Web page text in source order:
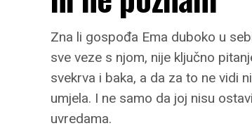
Zna li gospođa Ema duboko u
sve veze s njom, nije ključno
svekrva i baka, a da za to ne vidi
umjela. I ne samo da joj nisu
uvredama.